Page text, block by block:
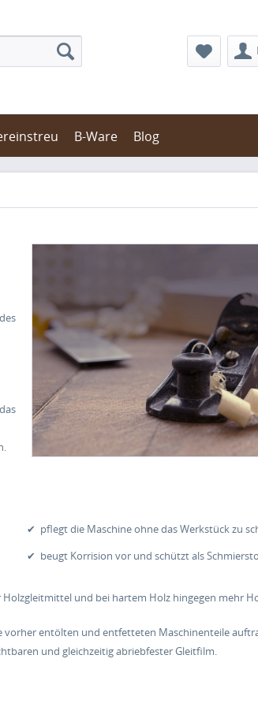
B-Ware Blog
✔ pflegt die Maschine ohne das Werkstück zu
✔ beugt Korrision vor und schützt als
Holzgleitmittel und bei hartem Holz hingegen mehr
vorher entölten und entfetteten Maschinenteile
und gleichzeitig abriebfester Gleitfilm.